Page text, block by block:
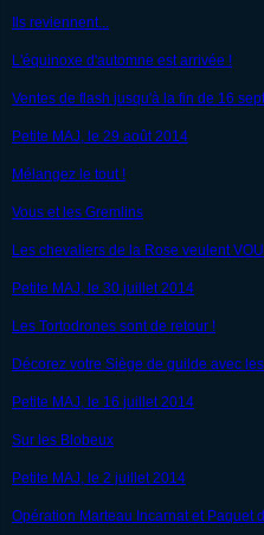
Ils reviennent...
L'équinoxe d'automne est arrivée !
Ventes de flash jusqu'à la fin de 16
Petite MAJ, le 29 août 2014
Mélangez le tout !
Vous et les Gremlins
Les chevaliers de la Rose veulent
Petite MAJ, le 30 juillet 2014
Les Tortodrones sont de retour !
Décorez votre Siège de guilde avec
Petite MAJ, le 16 juillet 2014
Sur les Blobeux
Petite MAJ, le 2 juillet 2014
Opération Marteau Incarnat et Paquet